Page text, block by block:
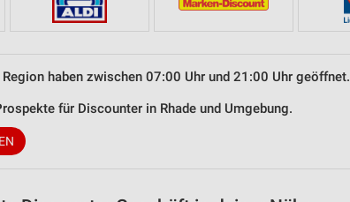
haben zwischen 07:00 Uhr und 21:00 Uhr geöffnet.
für Discounter in Rhade und Umgebung.